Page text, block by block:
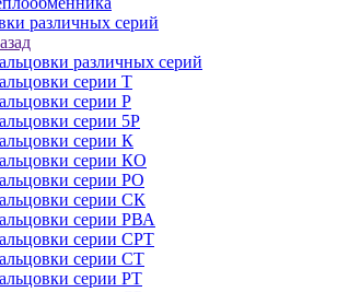
различных серий
различных серий
серии Т
серии Р
серии 5Р
серии К
серии КО
серии РО
серии СК
серии РВА
серии СРТ
серии СТ
серии РТ